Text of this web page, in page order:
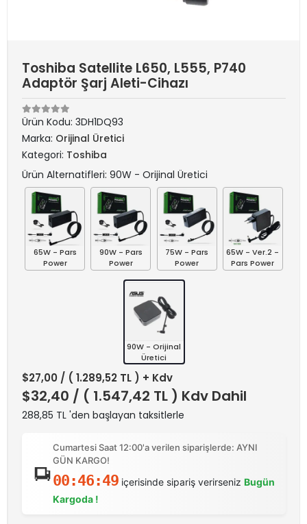
Toshiba Satellite L650, L555, P740
Adaptör Şarj Aleti-Cihazı
Ürün Kodu: 3DH1DQ93
Marka: Orijinal Üretici
Kategori: Toshiba
Ürün Alternatifleri: 90W - Orijinal Üretici
65W - Pars
Power
90W - Pars
Power
75W - Pars
Power
65W - Ver.2 -
Pars Power
90W - Orijinal
Üretici
$27,00 / ( 1.289,52 TL ) + Kdv
$32,40 / ( 1.547,42 TL ) Kdv Dahil
288,85 TL 'den başlayan taksitlerle
Cumartesi Saat 12:00'a verilen siparişlerde: AYNI
GÜN KARGO!
00:46:49içerisinde sipariş verirseniz Bugün
Kargoda !